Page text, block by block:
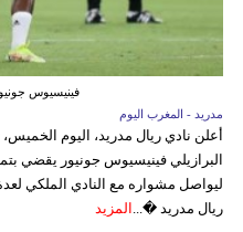
فينيسيوس
مدريد - المغرب اليوم
أعلن نادي ريال مدريد، اليوم
ليواصل مشواره مع النادي الملكي
ريال مدريد �... المزيد